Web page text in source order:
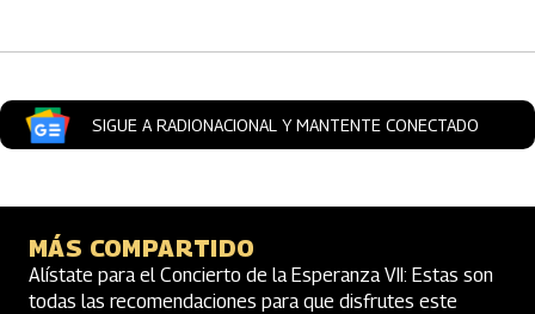
SIGUE A RADIONACIONAL Y MANTENTE CONECTADO
MÁS COMPARTIDO
Alístate para el Concierto de la Esperanza VII: Estas son
todas las recomendaciones para que disfrutes este